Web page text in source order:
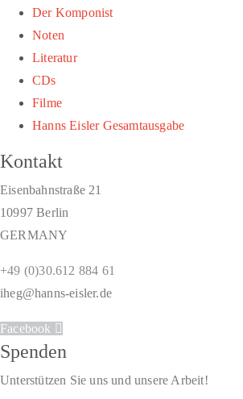
Der Komponist
Noten
Literatur
CDs
Filme
Hanns Eisler Gesamtausgabe
Kontakt
Eisenbahnstraße 21
10997 Berlin
GERMANY
+49 (0)30.612 884 61
iheg@hanns-eisler.de
Facebook
Spenden
Unterstützen Sie uns und unsere Arbeit!